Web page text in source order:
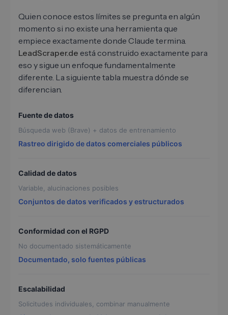
Quien conoce estos límites se pregunta en algún
momento si no existe una herramienta que
empiece exactamente donde Claude termina.
LeadScraper.de está construido exactamente para
eso y sigue un enfoque fundamentalmente
diferente. La siguiente tabla muestra dónde se
diferencian.
Fuente de datos
Búsqueda web (Brave) + datos de entrenamiento
Rastreo dirigido de datos comerciales públicos
Calidad de datos
Variable, alucinaciones posibles
Conjuntos de datos verificados y estructurados
Conformidad con el RGPD
No documentado sistemáticamente
Documentado, solo fuentes públicas
Escalabilidad
Solicitudes individuales, combinar manualmente